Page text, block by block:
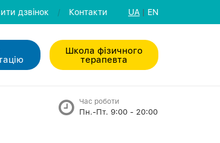
дзвiнок / Контакти UA | EN
Школа фізичного
терапевта
Час роботи
Пн.-Пт. 9:00 - 20:00